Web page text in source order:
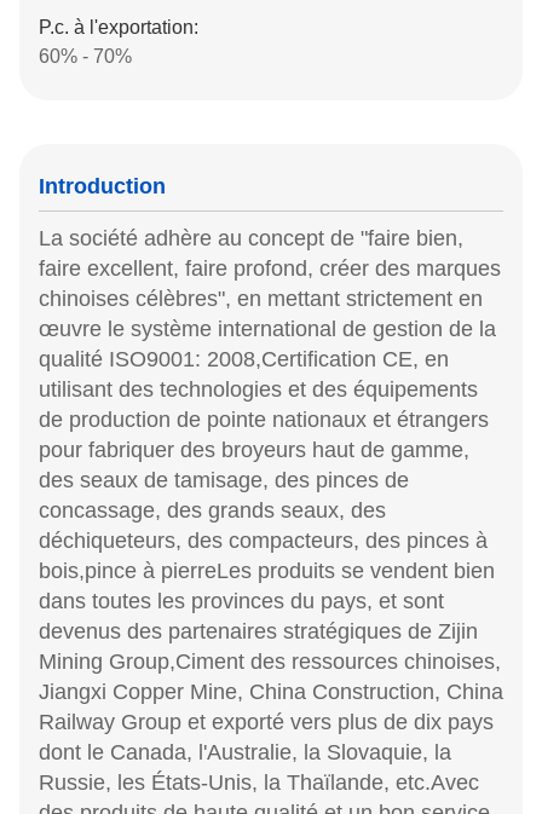
P.c. à l'exportation:
60% - 70%
Introduction
La société adhère au concept de "faire bien,
faire excellent, faire profond, créer des marques
chinoises célèbres", en mettant strictement en
œuvre le système international de gestion de la
qualité ISO9001: 2008,Certification CE, en
utilisant des technologies et des équipements
de production de pointe nationaux et étrangers
pour fabriquer des broyeurs haut de gamme,
des seaux de tamisage, des pinces de
concassage, des grands seaux, des
déchiqueteurs, des compacteurs, des pinces à
bois,pince à pierreLes produits se vendent bien
dans toutes les provinces du pays, et sont
devenus des partenaires stratégiques de Zijin
Mining Group,Ciment des ressources chinoises,
Jiangxi Copper Mine, China Construction, China
Railway Group et exporté vers plus de dix pays
dont le Canada, l'Australie, la Slovaquie, la
Russie, les États-Unis, la Thaïlande, etc.Avec